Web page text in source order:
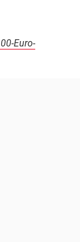
Euro-